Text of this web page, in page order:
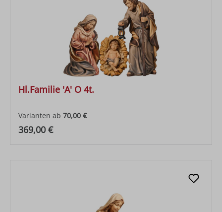
Hl.Familie 'A' O 4t.
Varianten ab 70,00 €
Regulärer Preis:
369,00 €